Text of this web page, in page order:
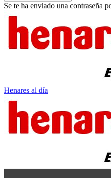
Se te ha enviado una contraseña
Henares al día